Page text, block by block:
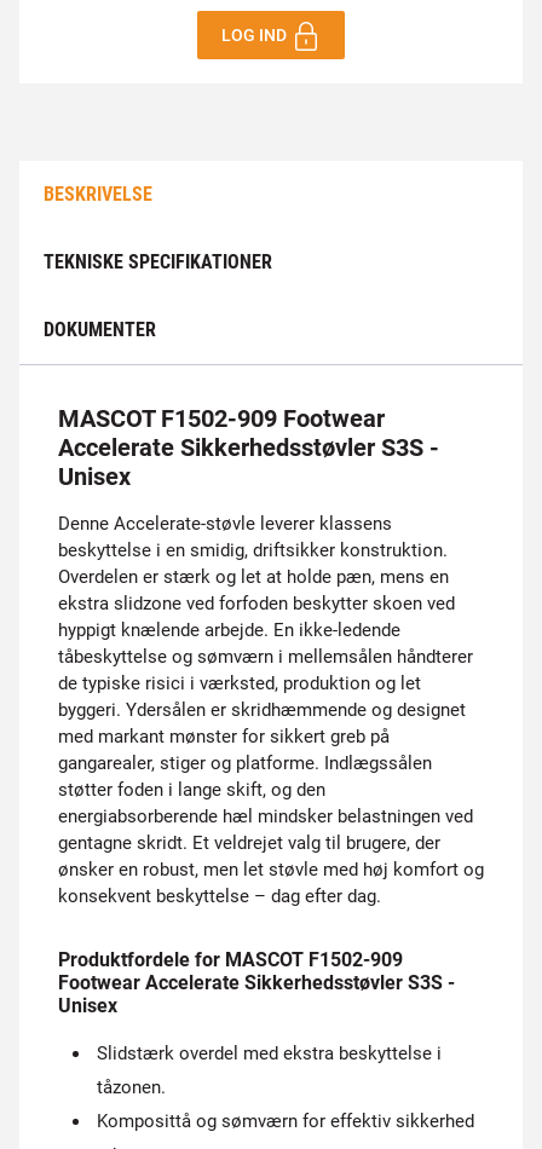
LOG IND
BESKRIVELSE
TEKNISKE SPECIFIKATIONER
DOKUMENTER
MASCOT F1502-909 Footwear
Accelerate Sikkerhedsstøvler S3S -
Unisex
Denne Accelerate-støvle leverer klassens
beskyttelse i en smidig, driftsikker konstruktion.
Overdelen er stærk og let at holde pæn, mens en
ekstra slidzone ved forfoden beskytter skoen ved
hyppigt knælende arbejde. En ikke-ledende
tåbeskyttelse og sømværn i mellemsålen håndterer
de typiske risici i værksted, produktion og let
byggeri. Ydersålen er skridhæmmende og designet
med markant mønster for sikkert greb på
gangarealer, stiger og platforme. Indlægssålen
støtter foden i lange skift, og den
energiabsorberende hæl mindsker belastningen ved
gentagne skridt. Et veldrejet valg til brugere, der
ønsker en robust, men let støvle med høj komfort og
konsekvent beskyttelse – dag efter dag.
Produktfordele for MASCOT F1502-909
Footwear Accelerate Sikkerhedsstøvler S3S -
Unisex
Slidstærk overdel med ekstra beskyttelse i
tåzonen.
Komposittå og sømværn for effektiv sikkerhed